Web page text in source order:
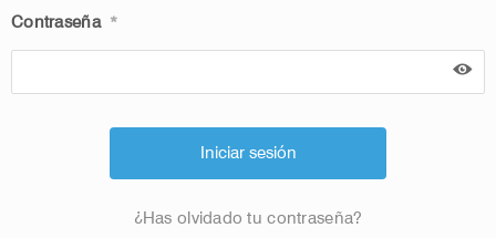
Contraseña *
¿Has olvidado tu contraseña?